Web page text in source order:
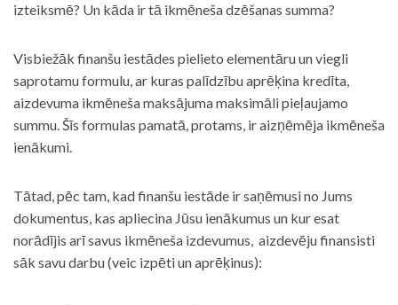
izteiksmē? Un kāda ir tā ikmēneša dzēšanas summa?
Visbiežāk finanšu iestādes pielieto elementāru un viegli
saprotamu formulu, ar kuras palīdzību aprēķina kredīta,
aizdevuma ikmēneša maksājuma maksimāli pieļaujamo
summu. Šīs formulas pamatā, protams, ir aizņēmēja ikmēneša
ienākumi.
Tātad, pēc tam, kad finanšu iestāde ir saņēmusi no Jums
dokumentus, kas apliecina Jūsu ienākumus un kur esat
norādījis arī savus ikmēneša izdevumus, aizdevēju finansisti
sāk savu darbu (veic izpēti un aprēķinus):